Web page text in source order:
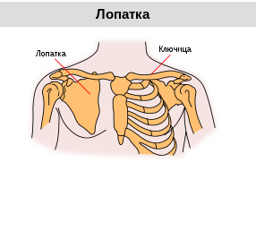
Лопатка